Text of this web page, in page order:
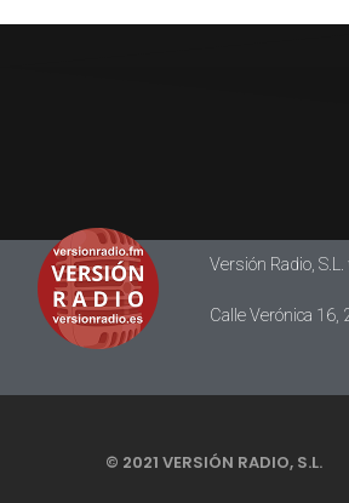
Versión Radio,
Calle Verónica 16,
© 2021 VERSIÓN RADIO, S.L.